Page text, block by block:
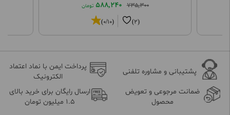
735,300
588,240 تومان
(2)
(0/10)
پشتیبانی و مشاوره تلفنی
پرداخت ایمن با نماد اعتماد
الکترونیک
ضمانت مرجوعی و تعویض
محصول
ارسال رایگان برای خرید بالای
1.5 میلیون تومان